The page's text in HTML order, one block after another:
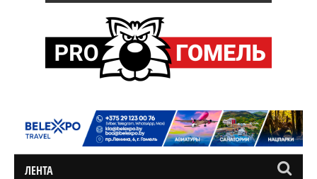
ЛЕНТА